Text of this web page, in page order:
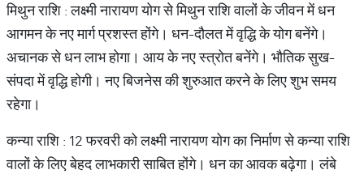
मिथुन राशि : लक्ष्मी नारायण योग से मिथुन राशि वालों के जीवन में धन
आगमन के नए मार्ग प्रशस्त होंगे। धन-दौलत में वृद्धि के योग बनेंगे।
अचानक से धन लाभ होगा। आय के नए स्त्रोत बनेंगे। भौतिक सुख-
संपदा में वृद्धि होगी। नए बिजनेस की शुरुआत करने के लिए शुभ समय
रहेगा।
कन्या राशि : 12 फरवरी को लक्ष्मी नारायण योग का निर्माण से कन्या राशि
वालों के लिए बेहद लाभकारी साबित होंगे। धन का आवक बढ़ेगा। लंबे